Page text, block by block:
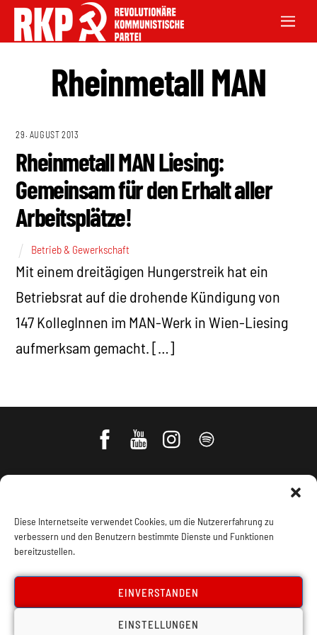
Diese Internetseite verwendet Cookies, um die Nutzererfahrung zu
verbessern und den Benutzern bestimmte Dienste und Funktionen
bereitzustellen.
EINVERSTANDEN
EINSTELLUNGEN
Rheinmetall MAN
29. AUGUST 2013
Rheinmetall MAN Liesing:
Gemeinsam für den Erhalt aller
Arbeitsplätze!
Betrieb & Gewerkschaft
Mit einem dreitägigen Hungerstreik hat ein
Betriebsrat auf die drohende Kündigung von
147 KollegInnen im MAN-Werk in Wien-Liesing
aufmerksam gemacht. […]
Impressum, Offenlegung Cookie Policy
Datenschutz Kontakt